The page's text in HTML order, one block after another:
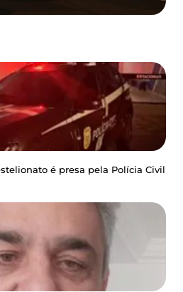
é presa pela Polícia Civil